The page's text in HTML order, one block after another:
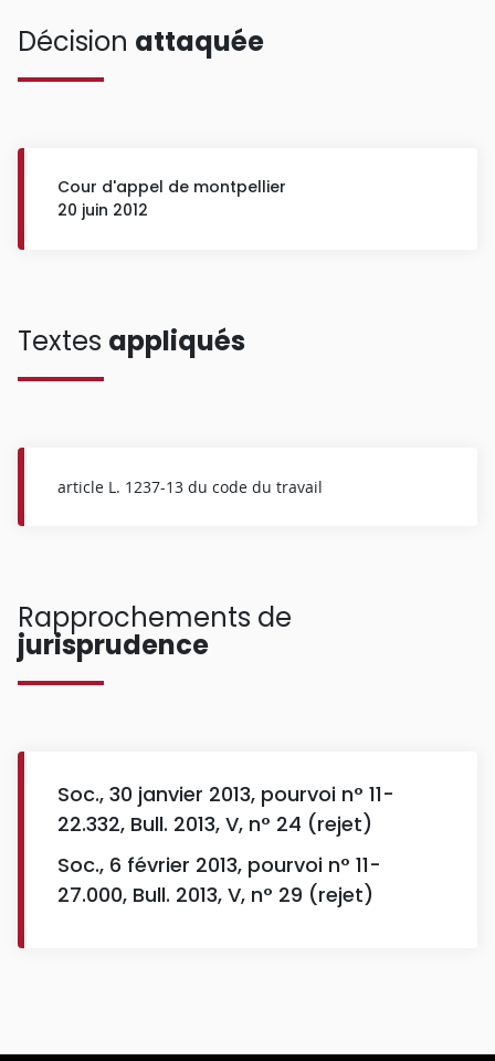
Décision attaquée
Cour d'appel de montpellier
20 juin 2012
Textes appliqués
article L. 1237-13 du code du travail
Rapprochements de
jurisprudence
Soc., 30 janvier 2013, pourvoi n° 11-
22.332, Bull. 2013, V, n° 24 (rejet)
Soc., 6 février 2013, pourvoi n° 11-
27.000, Bull. 2013, V, n° 29 (rejet)